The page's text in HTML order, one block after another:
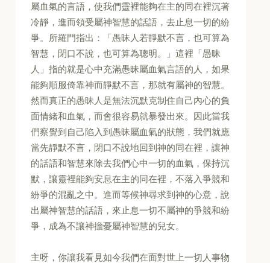
屬血氣的言語，使我們靈裡能夠在主的同在裡沉著
冷靜，進而領受屬神智慧的話語，去止息一切的紛
爭。所羅門指出：「愚昧人若靜默不言，也可算為
智慧，閉口不說，也可算為聰明。」這裡「愚昧
人」指的就是心中充滿愚昧屬血氣言語的人，如果
能夠順服倚靠神而靜默不言，那就有屬神的智慧。
然而真正的愚昧人是無法沉默克制住自己內心的負
面情緒和血氣，而會很容易就暴發出來。因此當我
們察覺到自己陷入到愚昧屬血氣的狀態，我們就應
當先靜默不言，閉口不說地回到神的同在裡，讓神
的話語和智慧來除去我們心中一切的血氣，保持沉
默，讓靈裡能夠安息在主的同在裡，不落入爭競和
紛爭的混亂之中。進而等候神尋求到神的心意，說
出屬神智慧的話語，來止息一切不屬神的爭競和紛
爭，成為不讓神擔憂屬神智慧的兒女。
主呀，你讓我看見如今我們在面對世上一切人事物